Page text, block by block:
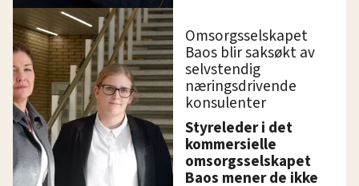
Omsorgsselskapet
Baos blir saksøkt av
selvstendig
næringsdrivende
konsulenter
Styreleder i det
kommersielle
omsorgsselskapet
Baos mener de ikke